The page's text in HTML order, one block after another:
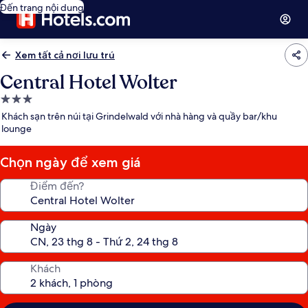
Đến trang nội dung
Xem tất cả nơi lưu trú
Central Hotel Wolter
Nơi
lưu
trú
3.0
sao
Khách sạn trên núi tại Grindelwald với nhà hàng và quầy bar/khu
lounge
Chọn ngày để xem giá
Điểm đến?
Ngày
Khách